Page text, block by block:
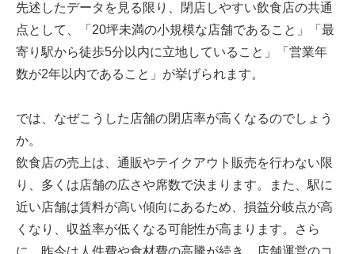
先述したデータを見る限り、閉店しやすい飲食店の共通
点として、「20坪未満の小規模な店舗であること」「最
寄り駅から徒歩5分以内に立地していること」「営業年
数が2年以内であること」が挙げられます。
では、なぜこうした店舗の閉店率が高くなるのでしょう
か。
飲食店の売上は、通販やテイクアウト販売を行わない限
り、多くは店舗の広さや席数で決まります。また、駅に
近い店舗は賃料が高い傾向にあるため、損益分岐点が高
くなり、収益率が低くなる可能性が高まります。さら